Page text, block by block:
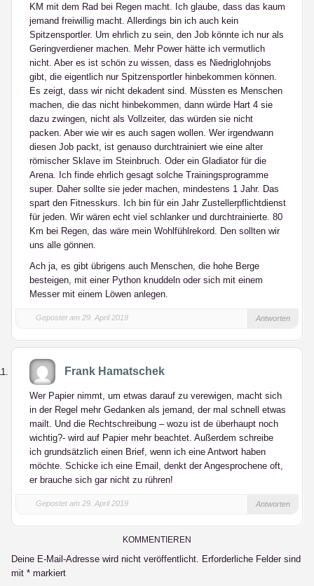
KM mit dem Rad bei Regen macht. Ich glaube, dass das kaum
jemand freiwillig macht. Allerdings bin ich auch kein
Spitzensportler. Um ehrlich zu sein, den Job könnte ich nur als
Geringverdiener machen. Mehr Power hätte ich vermutlich
nicht. Aber es ist schön zu wissen, dass es Niedriglohnjobs
gibt, die eigentlich nur Spitzensportler hinbekommen können.
Es zeigt, dass wir nicht dekadent sind. Müssten es Menschen
machen, die das nicht hinbekommen, dann würde Hart 4 sie
dazu zwingen, nicht als Vollzeiter, das würden sie nicht
packen. Aber wie wir es auch sagen wollen. Wer irgendwann
diesen Job packt, ist genauso durchtrainiert wie eine alter
römischer Sklave im Steinbruch. Oder ein Gladiator für die
Arena. Ich finde ehrlich gesagt solche Trainingsprogramme
super. Daher sollte sie jeder machen, mindestens 1 Jahr. Das
spart den Fitnesskurs. Ich bin für ein Jahr Zustellerpflichtdienst
für jeden. Wir wären echt viel schlanker und durchtrainierte. 80
Km bei Regen, das wäre mein Wohlfühlrekord. Den sollten wir
uns alle gönnen.
Ach ja, es gibt übrigens auch Menschen, die hohe Berge
besteigen, mit einer Python knuddeln oder sich mit einem
Messer mit einem Löwen anlegen.
Gepostet am 29. April 2019 Antworten
Frank Hamatschek
Wer Papier nimmt, um etwas darauf zu verewigen, macht sich
in der Regel mehr Gedanken als jemand, der mal schnell etwas
mailt. Und die Rechtschreibung – wozu ist de überhaupt noch
wichtig?- wird auf Papier mehr beachtet. Außerdem schreibe
ich grundsätzlich einen Brief, wenn ich eine Antwort haben
möchte. Schicke ich eine Email, denkt der Angesprochene oft,
er brauche sich gar nicht zu rühren!
Gepostet am 29. April 2019 Antworten
KOMMENTIEREN
Deine E-Mail-Adresse wird nicht veröffentlicht. Erforderliche Felder sind
mit * markiert